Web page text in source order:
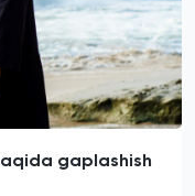
gaplashish